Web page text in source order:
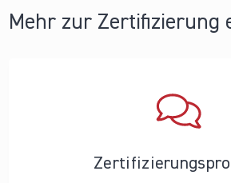
Mehr zur Zertifizierung